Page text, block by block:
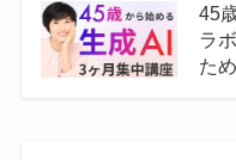
45
ラ
た